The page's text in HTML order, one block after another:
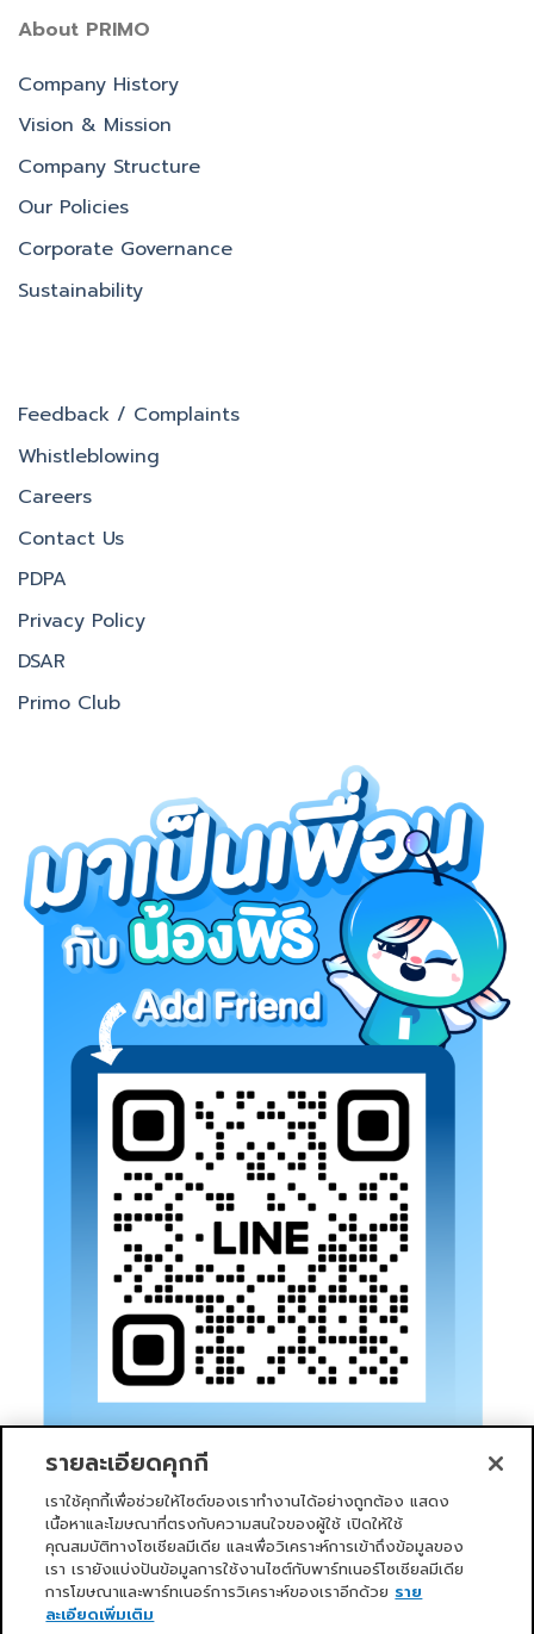
About PRIMO
Company History
Vision & Mission
Company Structure
Our Policies
Corporate Governance
Sustainability
Feedback / Complaints
Whistleblowing
Careers
Contact Us
PDPA
Privacy Policy
DSAR
Primo Club
หน้าแรก บริการของเรา ข่าวสารและกิจกรรม PRIMO CLUB
เกี่ยวกับเรา นักลงทุนสัมพันธ์
รายละเอียดคุกกี้
เราใช้คุกกี้เพื่อช่วยให้ไซต์ของเราทำงานได้อย่างถูกต้อง แสดง
เนื้อหาและโฆษณาที่ตรงกับความสนใจของผู้ใช้ เปิดให้ใช้
คุณสมบัติทางโซเชียลมีเดีย และเพื่อวิเคราะห์การเข้าถึงข้อมูลของ
เรา เรายังแบ่งปันข้อมูลการใช้งานไซต์กับพาร์ทเนอร์โซเชียลมีเดีย
การโฆษณาและพาร์ทเนอร์การวิเคราะห์ของเราอีกด้วย ราย
ละเอียดเพิ่มเติม